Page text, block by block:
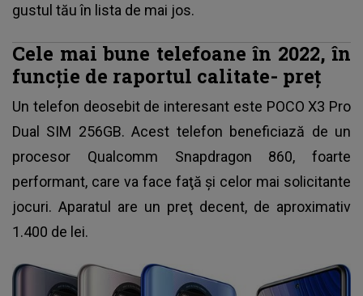
gustul tău în lista de mai jos.
Cele mai bune telefoane în 2022, în
funcţie de raportul calitate- preţ
Un telefon deosebit de interesant este POCO X3 Pro
Dual SIM 256GB. Acest telefon beneficiază de un
procesor Qualcomm Snapdragon 860, foarte
performant, care va face faţă şi celor mai solicitante
jocuri. Aparatul are un preţ decent, de aproximativ
1.400 de lei.